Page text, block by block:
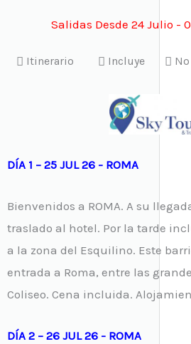
Salidas Desde 24 Julio -
Itinerario Incluye
DÍA 1 – 25 JUL 26 - ROMA
Bienvenidos a ROMA. A su
traslado al hotel. Por la tarde
a la zona del Esquilino. Este
entrada a Roma, entre las
Coliseo. Cena incluida.
DÍA 2 – 26 JUL 26 - ROMA